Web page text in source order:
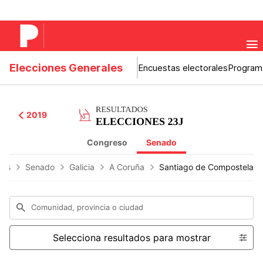
Elecciones Generales Encuestas electorales
2019
Congreso Senado
Senado Galicia A Coruña Santiago de Compostela
Comunidad, provincia o ciudad
Selecciona resultados para mostrar